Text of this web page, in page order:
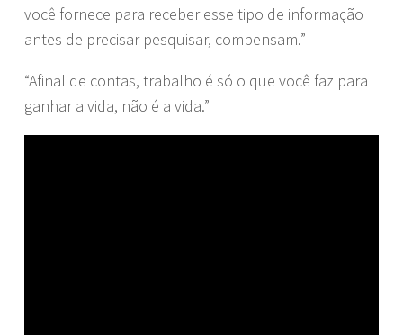
você fornece para receber esse tipo de informação
antes de precisar pesquisar, compensam.”
“Afinal de contas, trabalho é só o que você faz para
ganhar a vida, não é a vida.”